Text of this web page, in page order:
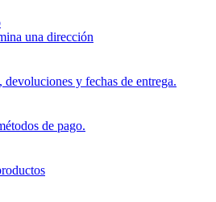
una dirección
devoluciones y fechas de entrega.
de pago.